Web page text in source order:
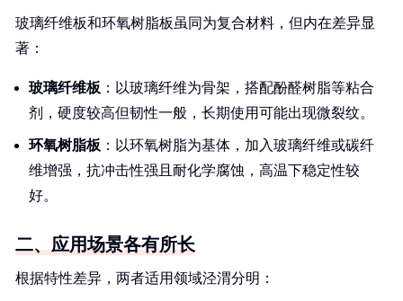
玻璃纤维板和环氧树脂板虽同为复合材料，但内在差异显
著：
玻璃纤维板 ：以玻璃纤维为骨架，搭配酚醛树脂等粘合
剂，硬度较高但韧性一般，长期使用可能出现微裂纹。
环氧树脂板 ：以环氧树脂为基体，加入玻璃纤维或碳纤
维增强，抗冲击性强且耐化学腐蚀，高温下稳定性较
好。
二、应用场景各有所长
根据特性差异，两者适用领域泾渭分明：